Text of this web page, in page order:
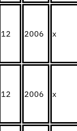
12 2006 x
12 2006 x